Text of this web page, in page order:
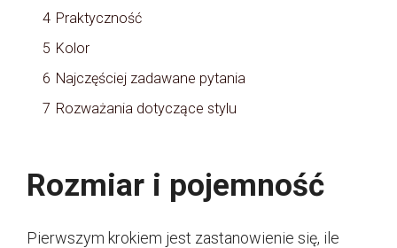
4 Praktyczność
5 Kolor
6 Najczęściej zadawane pytania
7 Rozważania dotyczące stylu
Rozmiar i pojemność
Pierwszym krokiem jest zastanowienie się, ile